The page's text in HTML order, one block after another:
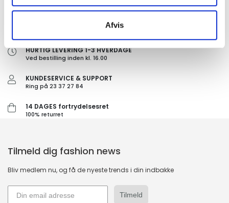
Afvis
GRATIS FRAGT PÅ KØB OVER 300,-
På ordre under er fragtprisen 29,-
HURTIG LEVERING 1-3 HVERDAGE
Ved bestilling inden kl. 16.00
KUNDESERVICE & SUPPORT
Ring på 23 37 27 84
14 DAGES fortrydelsesret
100% returret
Tilmeld dig fashion news
Bliv medlem nu, og få de nyeste trends i din indbakke
Tilmeld